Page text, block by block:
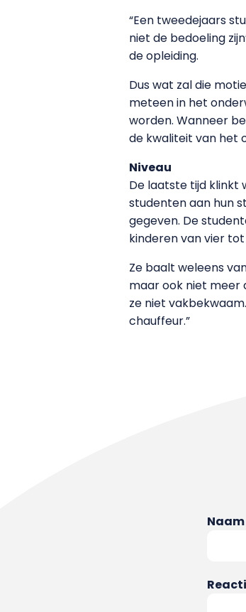
“Een tweedejaars
niet de bedoeling
de opleiding.
Dus wat zal die
meteen in het
worden. Wanneer
de kwaliteit van het
Niveau
De laatste tijd klinkt
studenten aan hun
gegeven. De
kinderen van vier
Ze baalt weleens
maar ook niet meer
ze niet
chauffeur.”
Naam